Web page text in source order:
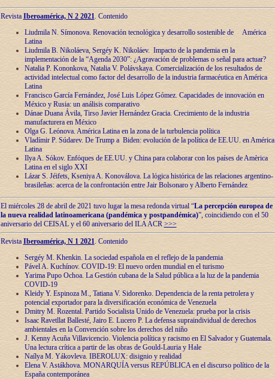
RevistaIberoamérica, N 2 2021. Contenido
Liudmila N. Símonova. Renovaciόn tecnolόgica y desarrollo sostenible de América
Latina
Liudmila B. Nikoláeva, Sergéy K. Nikoláev. Impacto de la pandemia en la
implementaciόn de la “Agenda 2030”: ¿Agravaciόn de problemas o señal para actuar?
Natalia P. Kononkova, Natalia V. Polávskaya. Comercializaciόn de los resultados de
actividad intelectual como factor del desarrollo de la industria farmacéutica en América
Latina
Francisco García Fernández, José Luis López Gómez. Capacidades de innovaciόn en
México y Rusia: un análisis comparativo
Dánae Duana Ávila, Tirso Javier Hernández Gracia. Crecimiento de la industria
manufacturera en México
Olga G. Leόnova. América Latina en la zona de la turbulencia política
Vladímir P. Súdarev. De Trump a Biden: evoluciόn de la política de EE.UU. en América
Latina
Ilya A. Sόkov. Enfόques de EE.UU. y China para colaborar con los países de Amèrica
Latina en el siglo XXI
Lázar S. Jéifets, Kseniya A. Konoválova. La lόgica histόrica de las relaciones argentino-
brasileñas: acerca de la confrontaciόn entre Jair Bolsonaro y Alberto Fernández
El miércoles 28 de abril de 2021 tuvo lugar la mesa redonda virtual “La percepción europea de
la nueva realidad latinoamericana (pandémica y postpandémica)”, coincidiendo con el 50
aniversario del CEISAL y el 60 aniversario del ILA ACR >>>
Revista Iberoamérica, N 1 2021. Contenido
Sergéy M. Khenkin. La sociedad española en el reflejo de la pandemia
Pável A. Kuchínov. COVID-19: El nuevo orden mundial en el turismo
Yarima Pupo Ochoa. La Gestión cubana de la Salud pública a la luz de la pandemia
COVID-19
Kleidy Y. Espinoza M., Tatiana V. Sidorenko. Dependencia de la renta petrolera y
potencial exportador para la diversificación económica de Venezuela
Dmitry M. Rozental. Partido Socialista Unido de Venezuela: prueba por la crisis
Isaac Ravetllat Ballesté, Jairo E. Lucero P. La defensa supraindividual de derechos
ambientales en la Convención sobre los derechos del niño
J. Kenny Acuña Villavicencio. Violencia política y racismo en El Salvador y Guatemala.
Una lectura crítica a partir de las obras de Gould-Lauria y Hale
Naílya M. Yákovleva. IBEROLUX: disignio y realidad
Elena V. Astákhova. MONARQUÍA versus REPÚBLICA en el discurso político de la
España contemporánea